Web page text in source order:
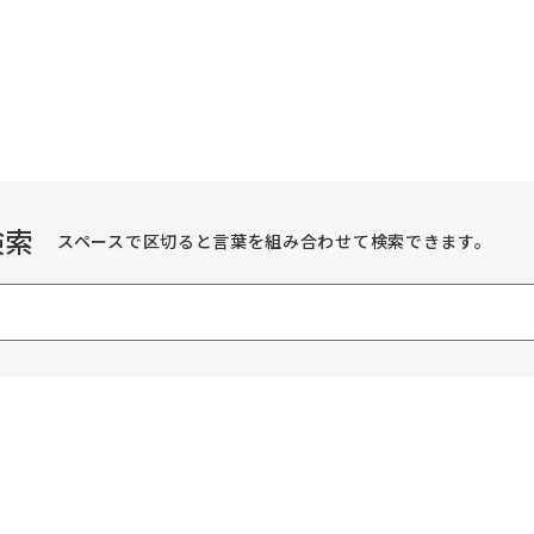
スペースで区切ると言葉を組み合わせて検索できます。